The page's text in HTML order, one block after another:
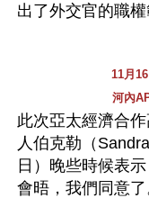
出了外交官的職權
11月
河內
此次亞太經濟合
人伯克勒（
日）晚些時候表
會晤，我們同意了